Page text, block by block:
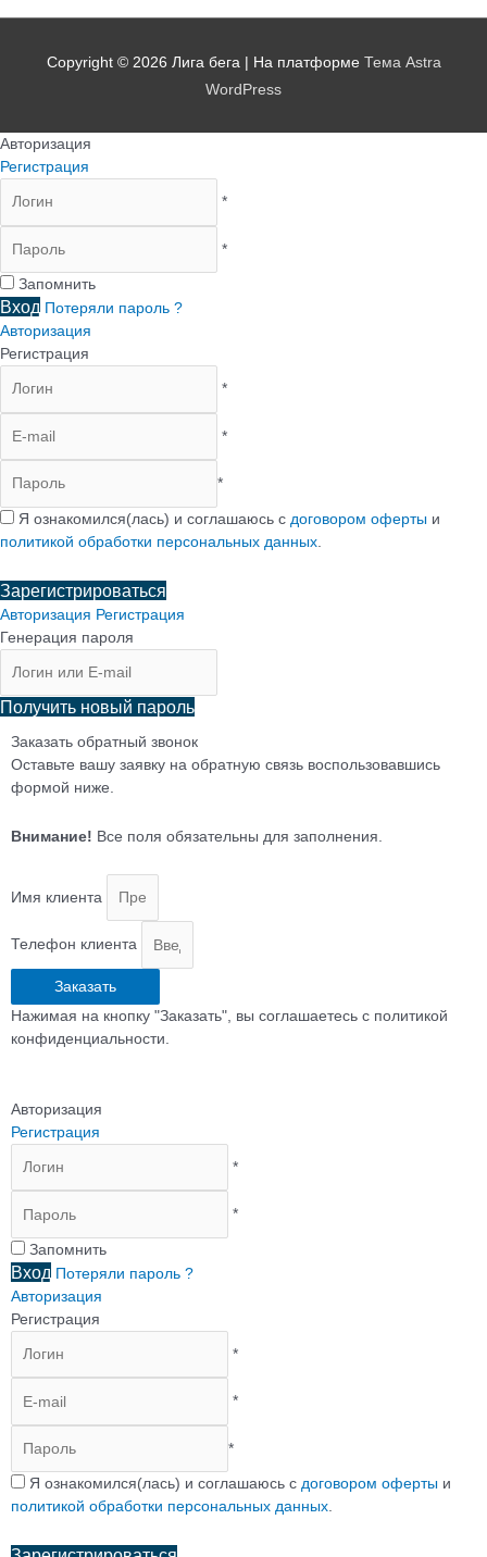
Copyright © 2026 Лига бега | На платформе Тема Astra
WordPress
Авторизация
Регистрация
*
*
Запомнить
Вход Потеряли пароль ?
Авторизация
Регистрация
*
*
*
Я ознакомился(лась) и соглашаюсь с договором оферты и
политикой обработки персональных данных
Зарегистрироваться
Авторизация Регистрация
Генерация пароля
Получить новый пароль
Заказать обратный звонок
Оставьте вашу заявку на обратную связь воспользовавшись
формой ниже.
Внимание! Все поля обязательны для заполнения.
Имя клиента
Телефон клиента
Заказать
Нажимая на кнопку "Заказать", вы соглашаетесь с политикой
конфиденциальности.
Авторизация
Регистрация
*
*
Запомнить
Вход Потеряли пароль ?
Авторизация
Регистрация
*
*
*
Я ознакомился(лась) и соглашаюсь с договором оферты и
политикой обработки персональных данных.